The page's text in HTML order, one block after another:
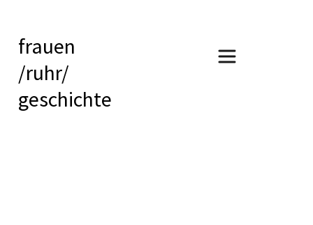
frauen
/ruhr/
geschichte